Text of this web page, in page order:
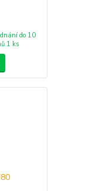
do 10
1 ks